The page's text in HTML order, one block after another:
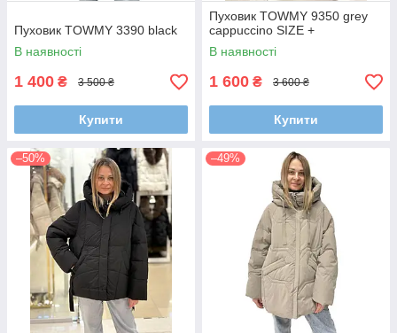
Пуховик TOWMY 3390 black
В наявності
1 400 ₴ 3 500 ₴
Купити
Пуховик TOWMY 9350 grey
cappuccino SIZE +
В наявності
1 600 ₴ 3 600 ₴
Купити
–50% –49%